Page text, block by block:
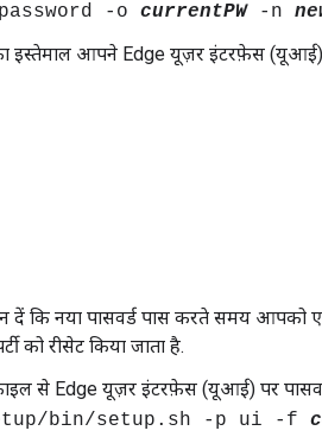
-o currentPW-n
इस्तेमाल आपने Edge यूज़र इंटरफ़ेस
कि नया पासवर्ड पास करते समय आपको
को रीसेट किया जाता है.
से Edge यूज़र इंटरफ़ेस (यूआई) पर
bin/setup.sh -p ui -f